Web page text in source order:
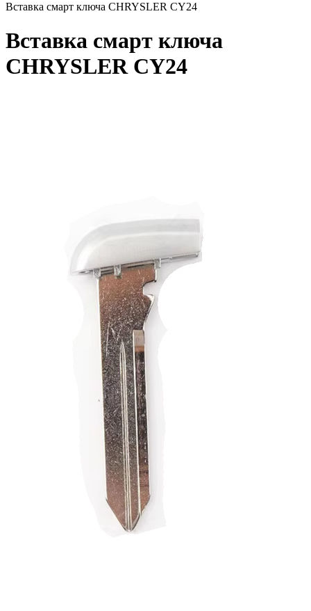
Вставка смарт ключа CHRYSLER CY24
Вставка смарт ключа
CHRYSLER CY24